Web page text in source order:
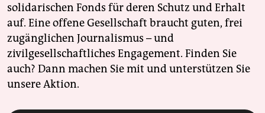
solidarischen Fonds für deren Schutz und Erhalt
auf. Eine offene Gesellschaft braucht guten, frei
zugänglichen Journalismus – und
zivilgesellschaftliches Engagement. Finden Sie
auch? Dann machen Sie mit und unterstützen Sie
unsere Aktion.